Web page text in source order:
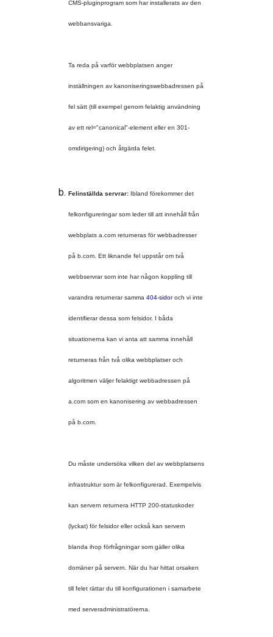
CMS-pluginprogram som har installerats av den
Ta reda på varför webbplatsen anger
inställningen av kanoniseringswebbadressen på
fel sätt (till exempel genom felaktig användning
av ett rel="canonical"-element eller en 301-
omdirigering) och åtgärda felet.
Felinställda servrar: Ibland förekommer det
felkonfigureringar som leder till att innehåll från
webbplats a.com returneras för webbadresser
på b.com. Ett liknande fel uppstår om två
webbservrar som inte har någon koppling till
varandra returnerar samma 404-sidor och vi inte
identifierar dessa som felsidor. I båda
situationerna kan vi anta att samma innehåll
returneras från två olika webbplatser och
algoritmen väljer felaktigt webbadressen på
a.com som en kanonisering av webbadressen
Du måste undersöka vilken del av webbplatsens
infrastruktur som är felkonfigurerad. Exempelvis
kan servern returnera HTTP 200-statuskoder
(lyckat) för felsidor eller också kan servern
blanda ihop förfrågningar som gäller olika
domäner på servern. När du har hittat orsaken
till felet rättar du till konfigurationen i samarbete
med serveradministratörerna.